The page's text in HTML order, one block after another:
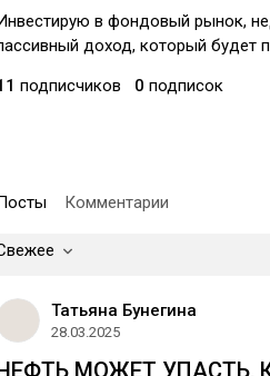
в фондовый рынок,
доход, который будет
подписчиков 0 подписок
Комментарии
Татьяна Бунегина
28.03.2025
МОЖЕТ УПАСТЬ,